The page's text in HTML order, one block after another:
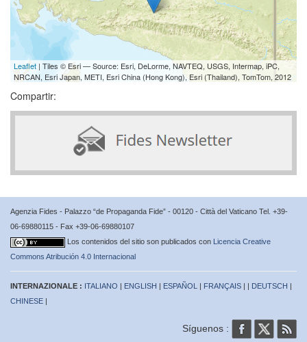
Leaflet | Tiles © Esri — Source: Esri, DeLorme, NAVTEQ, USGS, Intermap, iPC,
NRCAN, Esri Japan, METI, Esri China (Hong Kong), Esri (Thailand), TomTom, 2012
Compartir:
Agenzia Fides - Palazzo “de Propaganda Fide” - 00120 - Città del Vaticano Tel. +39-
06-69880115 - Fax +39-06-69880107
Los contenidos del sitio son publicados con Licencia Creative
Commons Atribución 4.0 Internacional
INTERNAZIONALE : ITALIANO | ENGLISH | ESPAÑOL | FRANÇAIS | | DEUTSCH |
CHINESE |
Síguenos :